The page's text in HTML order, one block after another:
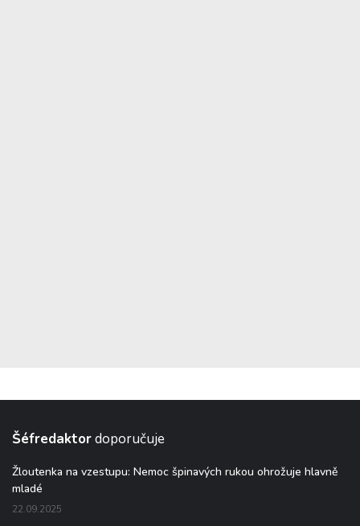
Šéfredaktordoporučuje
Žloutenka na vzestupu: Nemoc špinavých rukou ohrožuje hlavně
mladé
22.09.2025